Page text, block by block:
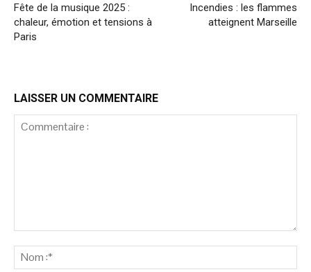
Fête de la musique 2025 :
chaleur, émotion et tensions à
Paris
Incendies : les flammes
atteignent Marseille
LAISSER UN COMMENTAIRE